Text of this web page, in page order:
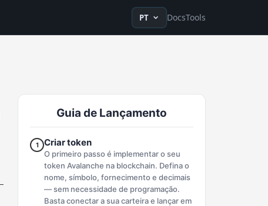
enru fr ko detrzh-Hans
PT DocsTools
Guia de Lançamento
1 Criar token
O primeiro passo é implementar o seu
token Avalanche na blockchain. Defina o
nome, símbolo, fornecimento e decimais
— sem necessidade de programação.
Basta conectar a sua carteira e lançar em